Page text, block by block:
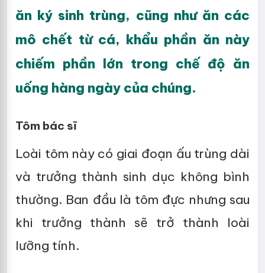
ăn ký sinh trùng, cũng như ăn các
mô chết từ cá, khẩu phần ăn này
chiếm phần lớn trong chế độ ăn
uống hàng ngày của chúng.
Tôm bác sĩ
Loài tôm này có giai đoạn ấu trùng dài
và trưởng thành sinh dục không bình
thường. Ban đầu là tôm đực nhưng sau
khi trưởng thành sẽ trở thành loài
lưỡng tính.